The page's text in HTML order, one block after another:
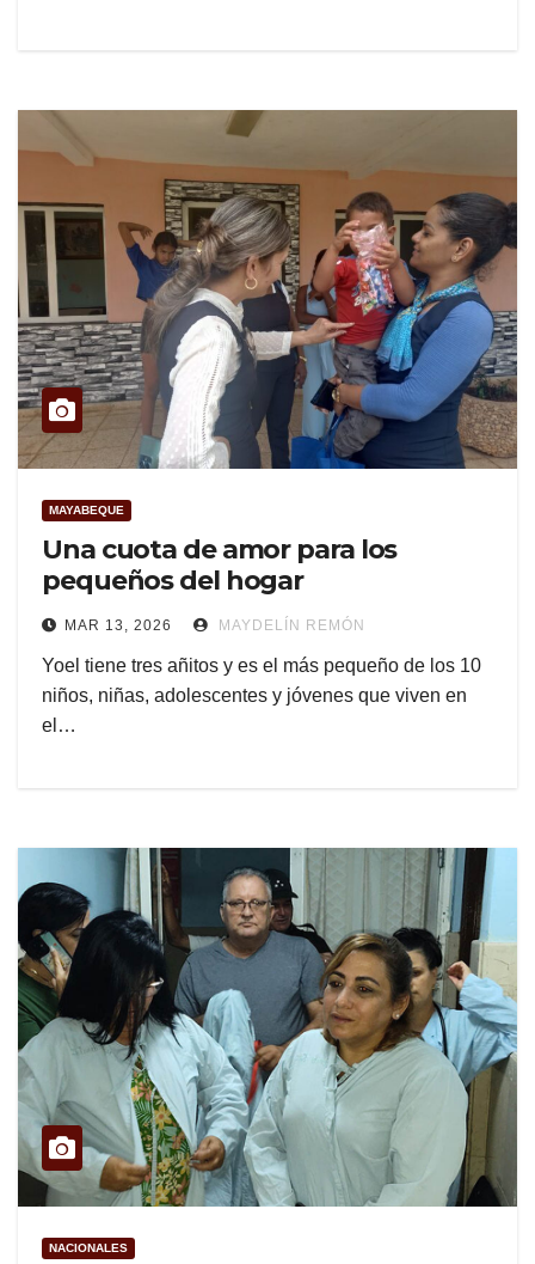
MAYABEQUE
Una cuota de amor para los
pequeños del hogar
MAR 13, 2026 MAYDELÍN REMÓN
Yoel tiene tres añitos y es el más pequeño de los 10
niños, niñas, adolescentes y jóvenes que viven en
el…
NACIONALES